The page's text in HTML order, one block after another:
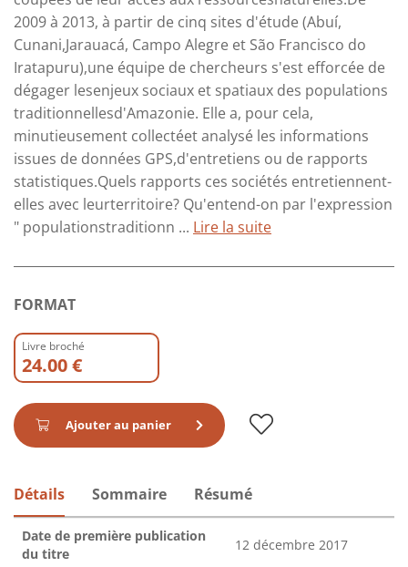
2009 à 2013, à partir de cinq sites d'étude (Abuí,
Cunani,Jarauacá, Campo Alegre et São Francisco do
Iratapuru),une équipe de chercheurs s'est efforcée de
dégager lesenjeux sociaux et spatiaux des populations
traditionnellesd'Amazonie. Elle a, pour cela,
minutieusement collectéet analysé les informations
issues de données GPS,d'entretiens ou de rapports
statistiques.Quels rapports ces sociétés entretiennent-
elles avec leurterritoire? Qu'entend-on par l'expression
" populationstraditionn ... Lire la suite
FORMAT
Livre broché
24.00 €
Ajouter au panier
Détails Sommaire Résumé
Date de première publication
du titre
12 décembre 2017